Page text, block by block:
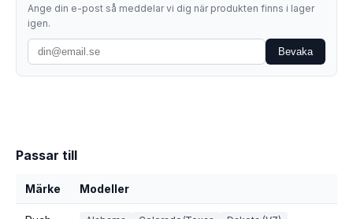
Ange din e-post så meddelar vi dig när produkten finns i lager
igen.
Bevaka
Passar till
Märke Modeller